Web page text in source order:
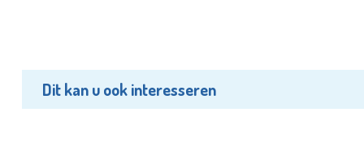
Dit kan u ook interesseren